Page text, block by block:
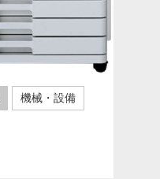
機械・設備